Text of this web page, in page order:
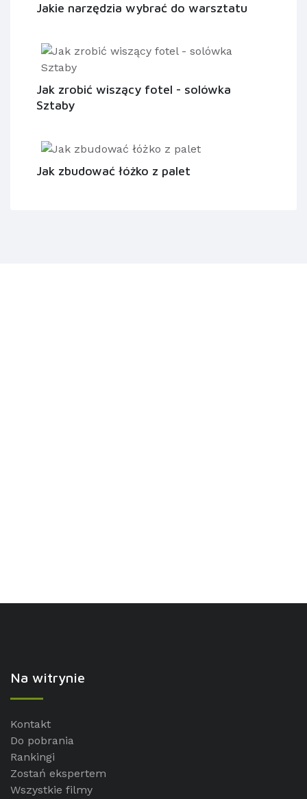
Jakie narzędzia wybrać do warsztatu
Jak zrobić wiszący fotel - solówka
Sztaby
Jak zbudować łóżko z palet
Na witrynie
Kontakt
Do pobrania
Rankingi
Zostań ekspertem
Wszystkie filmy